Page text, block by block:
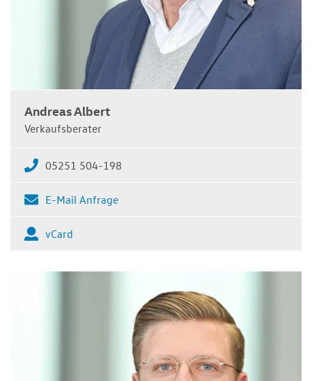
Andreas Albert
Verkaufsberater
05251 504-198
E-Mail Anfrage
vCard